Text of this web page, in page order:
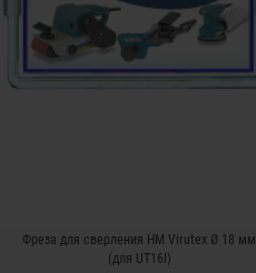
Фреза для сверления HM Virutex Ø 18 мм
(для UT16I)